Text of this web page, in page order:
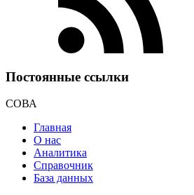
Постоянные ссылки
СОВА
Главная
О нас
Аналитика
Справочник
База данных